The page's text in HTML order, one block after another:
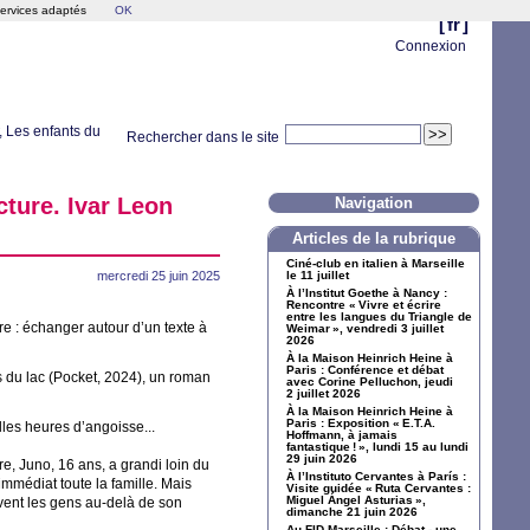
[ fr ]
Connexion
Rechercher dans le site
Les enfants du
Ivar Leon
mercredi 25 juin 2025
: échanger autour d’un texte à
lac (Pocket, 2024), un roman
heures d’angoisse...
Juno, 16 ans, a grandi loin du
toute la famille. Mais
les gens au-delà de son
Navigation
Articles de la rubrique
Ciné-club en italien à Marseille
le 11 juillet
À l’Institut Goethe à Nancy :
Rencontre « Vivre et écrire
entre les langues du Triangle de
Weimar», vendredi 3 juillet
2026
À la Maison Heinrich Heine à
Paris : Conférence et débat
avec Corine Pelluchon, jeudi
2 juillet 2026
À la Maison Heinrich Heine à
Paris : Exposition « E.T.A.
Hoffmann, à jamais
fantastique !», lundi 15 au lundi
29 juin 2026
À l’Instituto Cervantes à París :
Visite guidée « Ruta Cervantes :
Miguel Ángel Asturias »,
dimanche 21 juin 2026
adaptés OK